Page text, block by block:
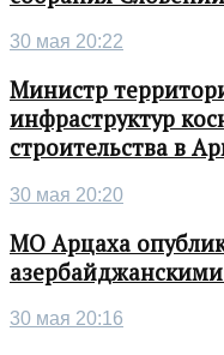
30 мая 20:22
Министр
инфраструктур
строительства в
30 мая 20:20
МО Арцаха
30 мая 20:16